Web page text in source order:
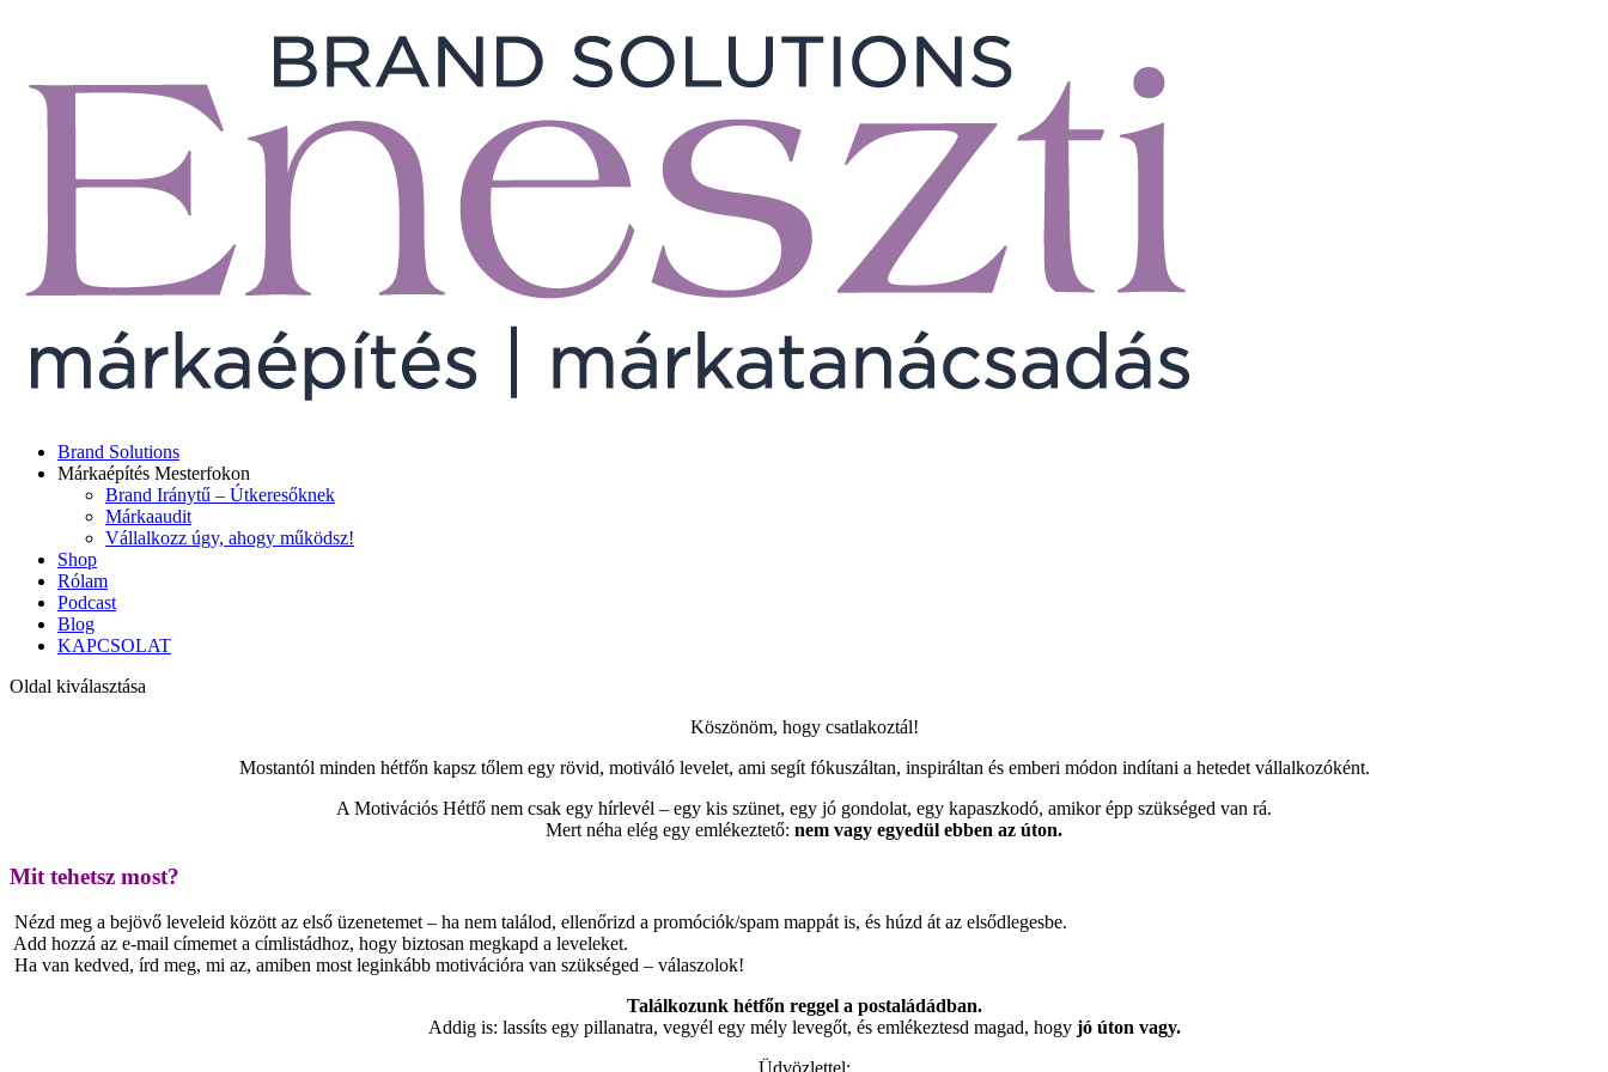
Brand Solutions
Márkaépítés Mesterfokon
Brand Iránytű – Útkeresőknek
Márkaaudit
Vállalkozz úgy, ahogy működsz!
Shop
Rólam
Podcast
Blog
KAPCSOLAT
Oldal kiválasztása
Köszönöm, hogy csatlakoztál!
Mostantól minden hétfőn kapsz tőlem egy rövid, motiváló levelet, ami segít fókuszáltan, inspiráltan és emberi módon indítani a hetedet vállalkozóként.
A Motivációs Hétfő nem csak egy hírlevél – egy kis szünet, egy jó gondolat, egy kapaszkodó, amikor épp szükséged van rá.
Mert néha elég egy emlékeztető: nem vagy egyedül ebben az úton.
Mit tehetsz most?
Nézd meg a bejövő leveleid között az első üzenetemet – ha nem találod, ellenőrizd a promóciók/spam mappát is, és húzd át az elsődlegesbe.
Add hozzá az e-mail címemet a címlistádhoz, hogy biztosan megkapd a leveleket.
Ha van kedved, írd meg, mi az, amiben most leginkább motivációra van szükséged – válaszolok!
Találkozunk hétfőn reggel a postaládádban.
Addig is: lassíts egy pillanatra, vegyél egy mély levegőt, és emlékeztesd magad, hogy jó úton vagy.